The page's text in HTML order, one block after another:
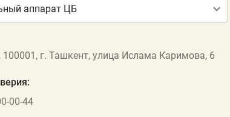
аппарат ЦБ
100001, г. Ташкент, улица Ислама Каримова, 6
00-44